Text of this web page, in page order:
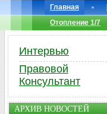
Главная
Отопление 1/7
Интервью
Правовой
Консультант
АРХИВ НОВОСТЕЙ